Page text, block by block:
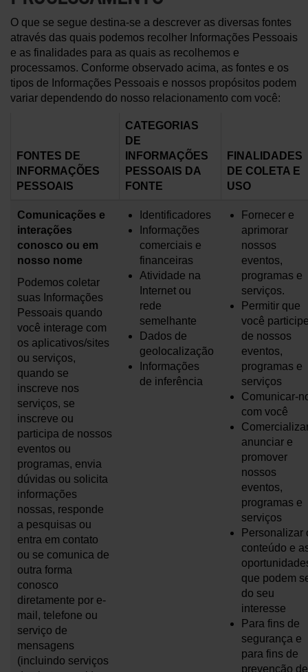
O que se segue destina-se a descrever as diversas fontes
através das quais podemos recolher Informações Pessoais
e as finalidades para as quais as recolhemos e
processamos. Conforme observado acima, as fontes e os
tipos de Informações Pessoais e nossos propósitos podem
variar dependendo do nosso relacionamento com você:
FONTES DE
INFORMAÇÕES
PESSOAIS
CATEGORIAS
DE
INFORMAÇÕES
PESSOAIS DA
FONTE
FINALIDADES
DE COLETA E
USO
Comunicações e
interações
conosco ou em
nosso nome
Podemos coletar
suas Informações
Pessoais quando
você interage com
os aplicativos/sites
ou serviços,
quando se
inscreve nos
serviços, se
inscreve ou
participa de nossos
eventos ou
programas, envia
dúvidas ou solicita
informações
nossas, responde
a pesquisas ou
entra em contato
ou se comunica de
outra forma
conosco
diretamente por e-
mail, telefone ou
serviço de
mensagens
(incluindo serviços
Identificadores
Informações
comerciais e
financeiras
Atividade na
Internet ou
rede
semelhante
Dados de
geolocalização
Informações
de inferência
Fornecer e
aprimorar
nossos
eventos,
programas e
serviços.
Permitir que
você
de nossos
eventos,
programas e
serviços
Comunicar-
com você
anunciar e
promover
nossos
eventos,
programas e
serviços
Personalizar
conteúdo e
que podem
do seu
interesse
Para fins de
segurança e
para fins de
prevenção de